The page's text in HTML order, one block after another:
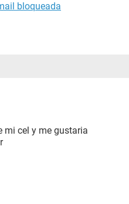
bloqueada
mi cel y me gustaria